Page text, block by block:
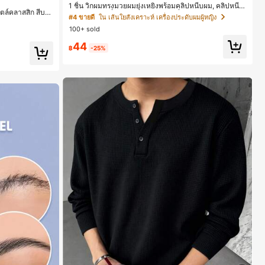
ล์คลาสสิก สีบล็
1 ชิ้น วิกผมทรงมวยผมยุ่งเหยิงพร้อมคลิปหนีบผม, คลิปหนีบ
ผมสังเคราะห์ที่ได้รับการอัปเกรดแฟชั่น, วิกผมเส้นใยทนคว
ามร้อนสูงที่ออกแบบมาสำหรับผู้หญิง, ใช้งานง่ายโดยไม่ต้อ
งใช้เครื่องมือ, เหมาะสำหรับสไตล์สบายๆ, อุปกรณ์เสริมผมที่
สมบูรณ์แบบสำหรับผู้หญิง คลิปหนีบผม คลิปหนีบผมสบายๆ
แฟชั่นผม คลิปหนีบผมหรูหรา ฤดูร้อน ชายหาด วันหยุด
#4 ขายดี ใน เส้นใยสังเคราะห์ เครื่องประดับผมผู้หญิง
100+ sold
฿44 -25%